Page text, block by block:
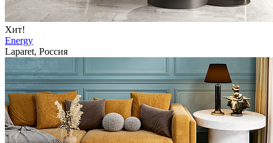
Хит!
Energy
Laparet, Россия